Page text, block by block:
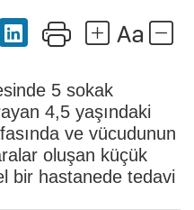
5 sokak
4,5 yaşındaki
ve vücudunun
oluşan küçük
bir hastanede tedavi